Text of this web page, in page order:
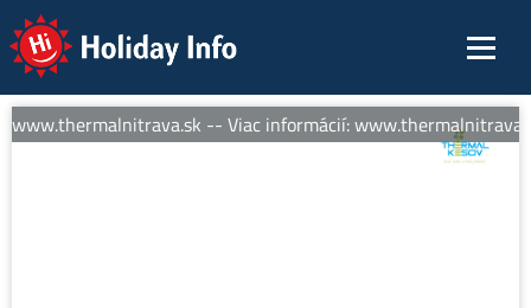
Holiday Info
-- Viac informácií: